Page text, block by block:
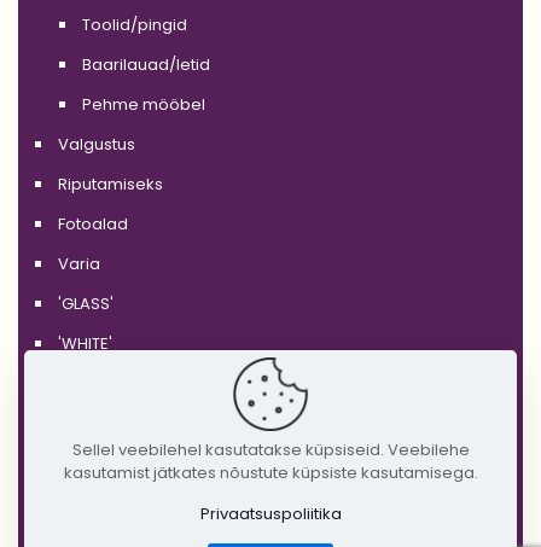
Toolid/pingid
Baarilauad/letid
Pehme mööbel
Valgustus
Riputamiseks
Fotoalad
Varia
'GLASS'
'WHITE'
'GOLD'
Sellel veebilehel kasutatakse küpsiseid. Veebilehe
kasutamist jätkates nõustute küpsiste kasutamisega.
Privaatsuspoliitika